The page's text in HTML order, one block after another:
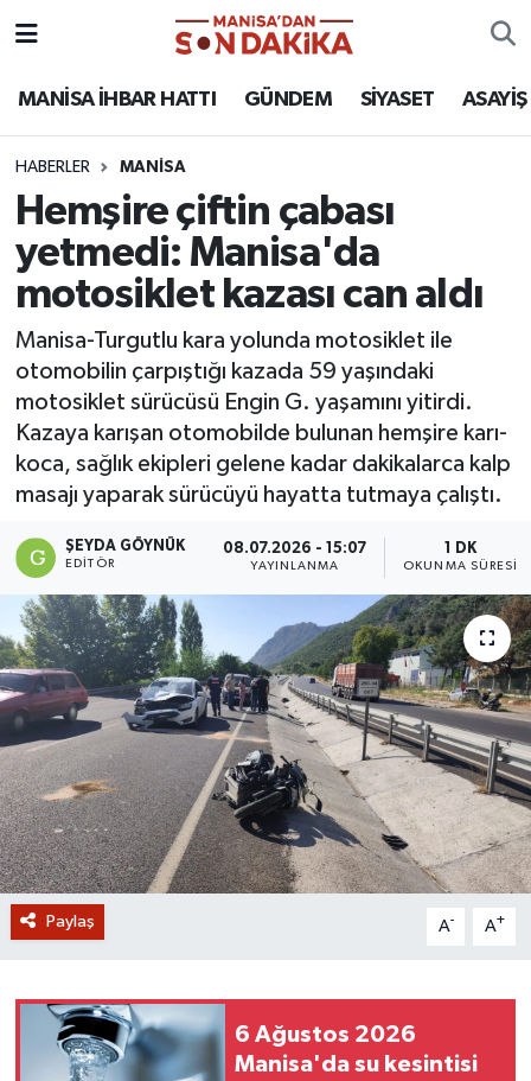
MANİSA İHBAR HATTI GÜNDEM SİYASET ASAYİŞ
HABERLER MANİSA
Hemşire çiftin çabası
yetmedi: Manisa'da
motosiklet kazası can aldı
Manisa-Turgutlu kara yolunda motosiklet ile
otomobilin çarpıştığı kazada 59 yaşındaki
motosiklet sürücüsü Engin G. yaşamını yitirdi.
Kazaya karışan otomobilde bulunan hemşire karı-
koca, sağlık ekipleri gelene kadar dakikalarca kalp
masajı yaparak sürücüyü hayatta tutmaya çalıştı.
ŞEYDA GÖYNÜK
EDITÖR
08.07.2026 - 15:07
YAYINLANMA
1 DK
OKUNMA SÜRESI
Paylaş A- A+
6 Ağustos 2026
Manisa'da su kesintisi
ASAYİŞ
KÜLTÜR-SANAT
MAGAZİN
MANİSA'DA TRAFİK
SİYASET
SPOR
YAŞAM
GİZLİLİK SÖZLEŞMESİ
İLETİŞİM
Hava Durumu
Puan Durumu ve Fikstür
Tüm Manşetler
Son Dakika Haberleri
Haber Arşivi